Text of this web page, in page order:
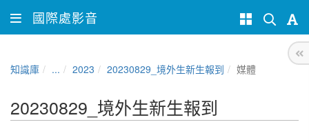
國際處影音
知識庫 ... 2023 20230829_境外生新生報到 媒體
20230829_境外生新生報到